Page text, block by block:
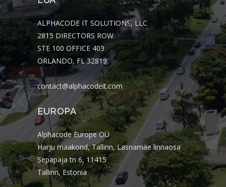
ALPHACODE IT SOLUTIONS, LLC
2815 DIRECTORS ROW
STE 100 OFFICE 403
ORLANDO, FL 32819
contact@alphacodeit.com
EUROPA
Alphacode Europe OÜ
Harju maakond, Tallinn, Lasnamäe linnaosa
Sepapaja tn 6, 11415
Tallinn, Estonia